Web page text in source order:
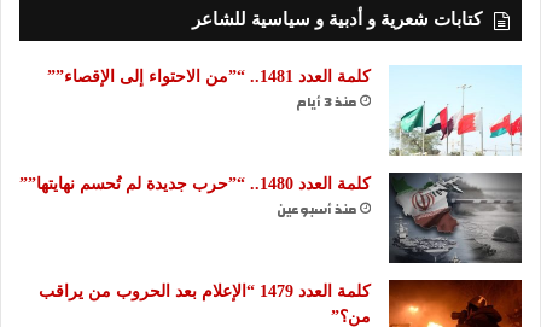
كتابات شعرية و أدبية و سياسية للشاعر
كلمة العدد 1481.. “”من الاحتواء إلى الإقصاء””
منذ 3 أيام
كلمة العدد 1480.. “”حرب جديدة لم تُحسم نهايتها””
منذ أسبوعين
كلمة العدد 1479 “الإعلام بعد الحروب من يراقب
من؟”